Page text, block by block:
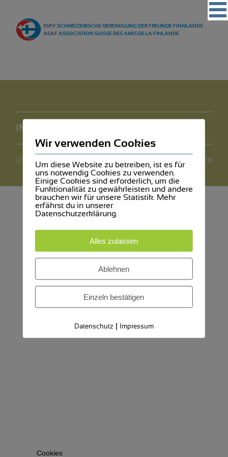
SVFFSCHWEIZERISCHE VEREINIGUNG DER FREUNDE FINNLANDS
ASAFASSOCIATION SUISSE DES AMIS DE LA FINLANDE
Regionalgruppen
Magazin
IMPRESSUM
©2026 SVFF webdesign by mediawerk
Cookies
Wir verwenden Cookies
Um diese Website zu betreiben, ist es für
uns notwendig Cookies zu verwenden.
Einige Cookies sind erforderlich, um die
Funktionalität zu gewährleisten und andere
brauchen wir für unsere Statistik. Mehr
erfährst du in unserer
Datenschutzerklärung.
Alles zulassen
Ablehnen
Einzeln bestätigen
Datenschutz | Impressum